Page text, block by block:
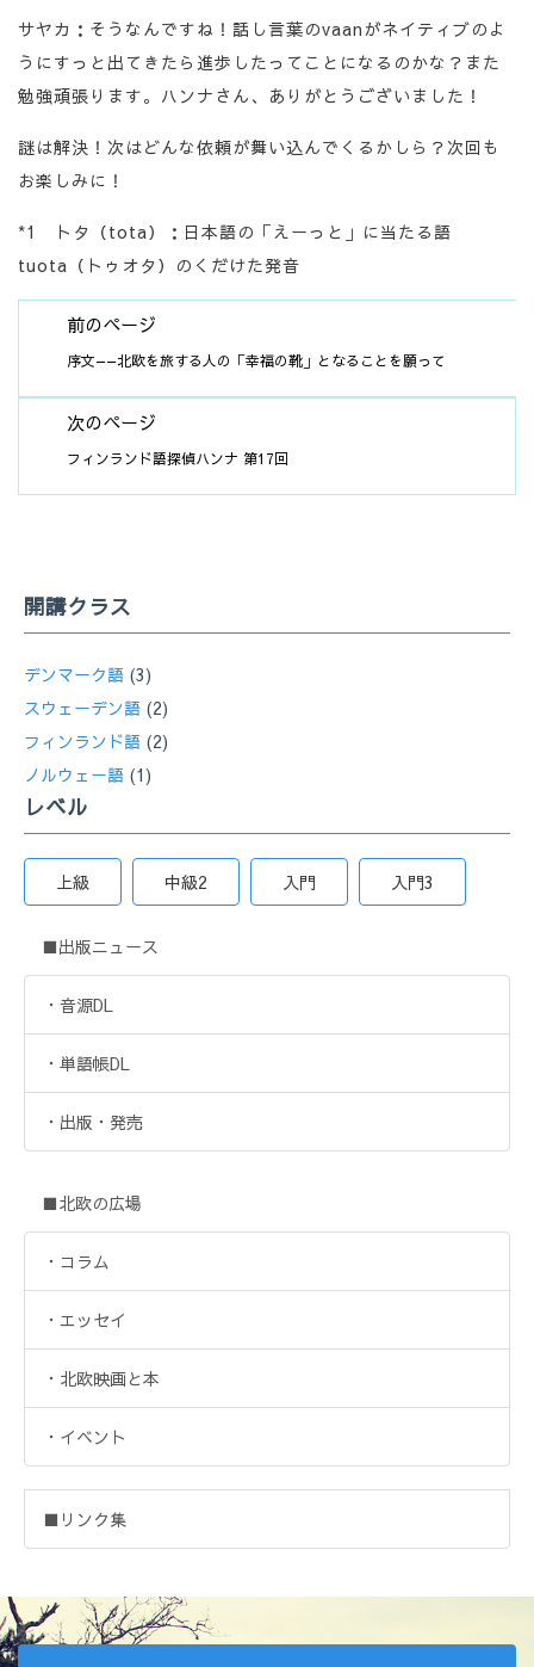
サヤカ：そうなんですね！話し言葉のvaanがネイティブのよ
うにすっと出てきたら進歩したってことになるのかな？また
勉強頑張ります。ハンナさん、ありがとうございました！
謎は解決！次はどんな依頼が舞い込んでくるかしら？次回も
お楽しみに！
*1 トタ（tota）：日本語の「えーっと」に当たる語
tuota（トゥオタ）のくだけた発音
前のページ
序文——北欧を旅する人の「幸福の靴」となることを願って
次のページ
フィンランド語探偵ハンナ 第17回
開講クラス
デンマーク語 (3)
スウェーデン語 (2)
フィンランド語 (2)
ノルウェー語 (1)
レベル
上級 中級2 入門 入門3
■出版ニュース
・音源DL
・単語帳DL
・出版・発売
■北欧の広場
・コラム
・エッセイ
・北欧映画と本
・イベント
■リンク集